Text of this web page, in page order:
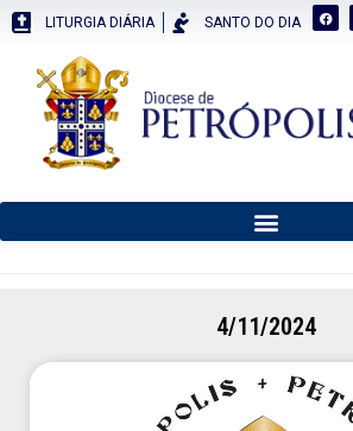
LITURGIA DIÁRIA SANTO DO DIA
4/11/2024